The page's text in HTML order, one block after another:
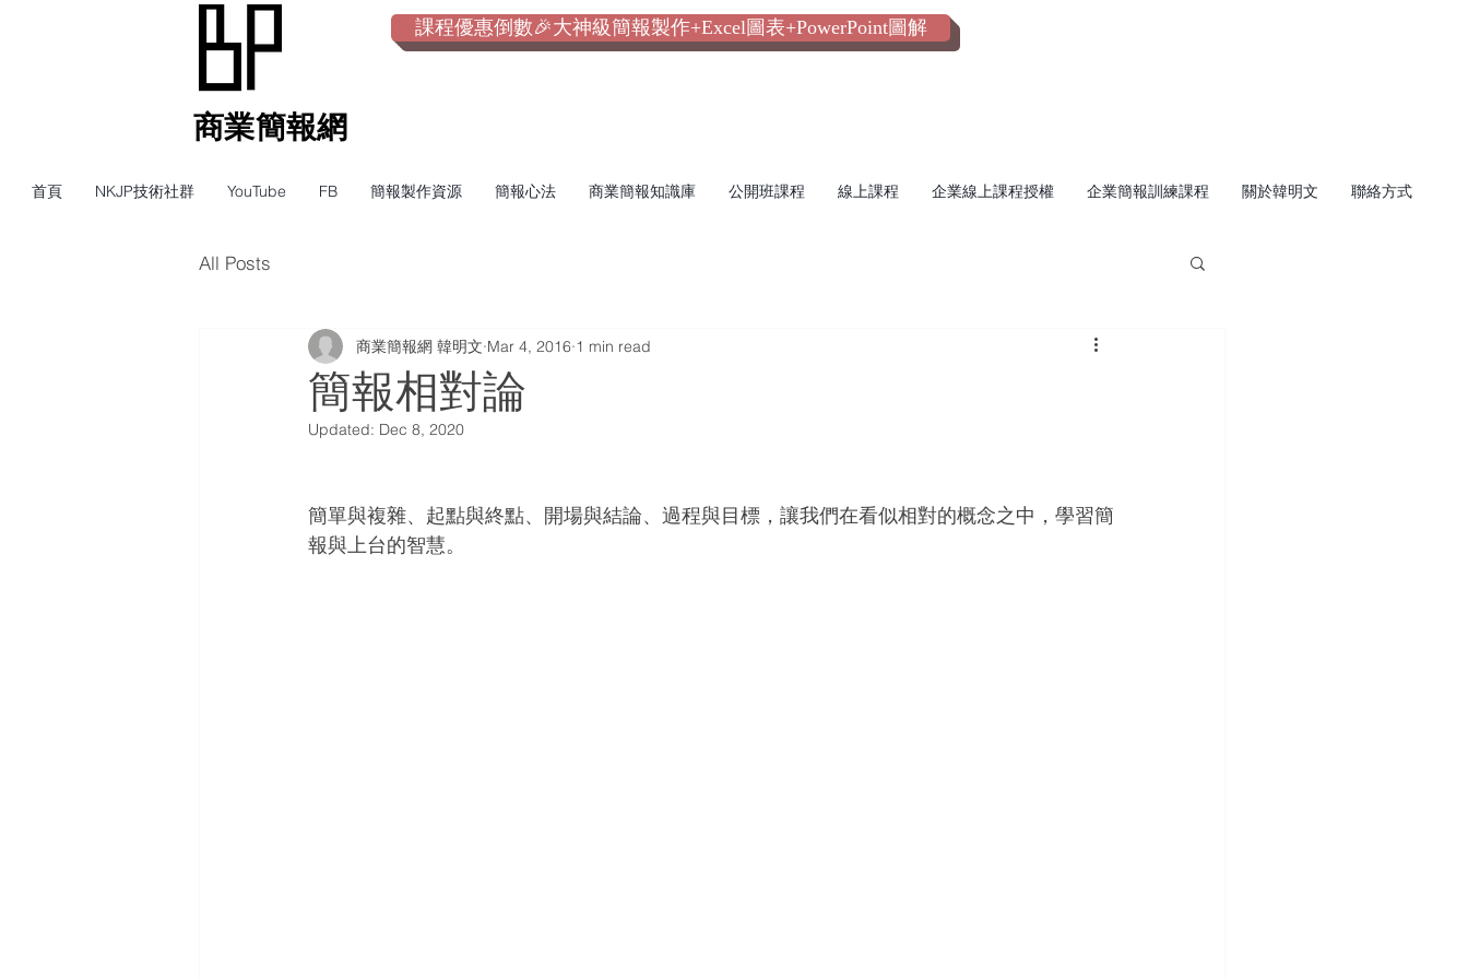
課程優惠倒數🎉大神級簡報製作+Excel圖表+PowerPoint圖解
​商業簡報網
首頁 NKJP技術社群 YouTube FB 簡報製作資源 簡報心法 商業簡報知識庫 公開班課程 線上課程 企業線上課程授權 企業簡報訓練課程 關於韓明文 聯絡方式
All Posts
簡報相對論
商業簡報網 韓明文 Mar 4, 2016 1 min read
Updated: Dec 8, 2020
簡單與複雜、起點與終點、開場與結論、過程與目標，讓我們在看似相對的概念之中，學習簡
報與上台的智慧。